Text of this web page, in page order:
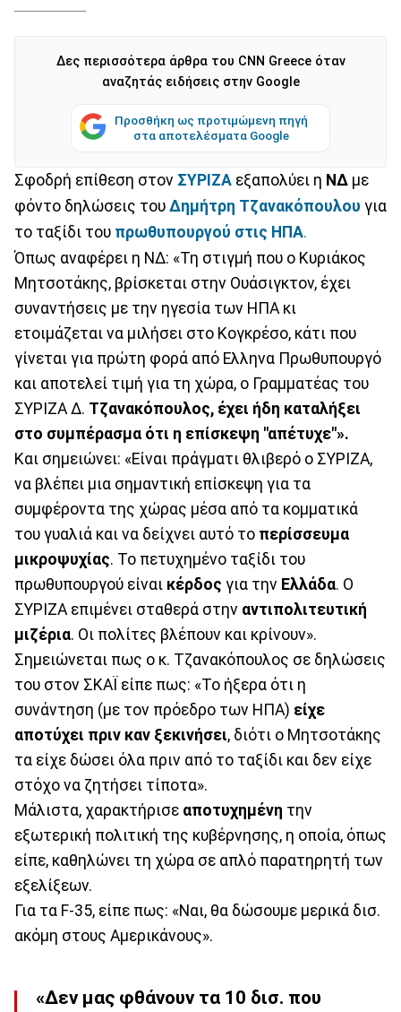
Δες περισσότερα άρθρα του CNN Greece όταν
αναζητάς ειδήσεις στην Google
Προσθήκη ως προτιμώμενη πηγή
στα αποτελέσματα Google
Σφοδρή επίθεση στον ΣΥΡΙΖΑ εξαπολύει η ΝΔ με
φόντο δηλώσεις του Δημήτρη Τζανακόπουλου για
το ταξίδι του πρωθυπουργού στις ΗΠΑ.
Όπως αναφέρει η ΝΔ: «Τη στιγμή που ο Κυριάκος
Μητσοτάκης, βρίσκεται στην Ουάσιγκτον, έχει
συναντήσεις με την ηγεσία των ΗΠΑ κι
ετοιμάζεται να μιλήσει στο Κογκρέσο, κάτι που
γίνεται για πρώτη φορά από Ελληνα Πρωθυπουργό
και αποτελεί τιμή για τη χώρα, ο Γραμματέας του
ΣΥΡΙΖΑ Δ. Τζανακόπουλος, έχει ήδη καταλήξει
στο συμπέρασμα ότι η επίσκεψη "απέτυχε"».
Και σημειώνει: «Είναι πράγματι θλιβερό ο ΣΥΡΙΖΑ,
να βλέπει μια σημαντική επίσκεψη για τα
συμφέροντα της χώρας μέσα από τα κομματικά
του γυαλιά και να δείχνει αυτό το περίσσευμα
μικροψυχίας. Το πετυχημένο ταξίδι του
πρωθυπουργού είναι κέρδος για την Ελλάδα. Ο
ΣΥΡΙΖΑ επιμένει σταθερά στην αντιπολιτευτική
μιζέρια. Οι πολίτες βλέπουν και κρίνουν».
Σημειώνεται πως ο κ. Τζανακόπουλος σε δηλώσεις
του στον ΣΚΑΪ είπε πως: «Το ήξερα ότι η
συνάντηση (με τον πρόεδρο των ΗΠΑ) είχε
αποτύχει πριν καν ξεκινήσει, διότι ο Μητσοτάκης
τα είχε δώσει όλα πριν από το ταξίδι και δεν είχε
στόχο να ζητήσει τίποτα».
Μάλιστα, χαρακτήρισε αποτυχημένη την
εξωτερική πολιτική της κυβέρνησης, η οποία, όπως
είπε, καθηλώνει τη χώρα σε απλό παρατηρητή των
εξελίξεων.
Για τα F-35, είπε πως: «Ναι, θα δώσουμε μερικά δισ.
ακόμη στους Αμερικάνους».
«Δεν μας φθάνουν τα 10 δισ. που